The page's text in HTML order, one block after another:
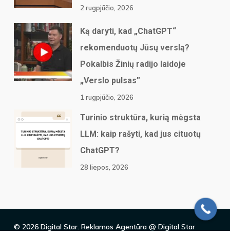
2 rugpjūčio, 2026
Ką daryti, kad „ChatGPT“
rekomenduotų Jūsų verslą?
Pokalbis Žinių radijo laidoje
„Verslo pulsas”
1 rugpjūčio, 2026
Turinio struktūra, kurią mėgsta
LLM: kaip rašyti, kad jus cituotų
ChatGPT?
28 liepos, 2026
© 2026 Digital Star. Reklamos Agentūra @ Digital Star